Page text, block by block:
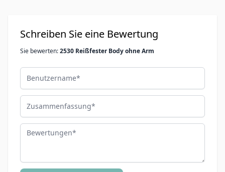
Schreiben Sie eine Bewertung
Sie bewerten:2530 Reißfester Body ohne Arm
Benutzername
Zusammenfassung
Bewertungen